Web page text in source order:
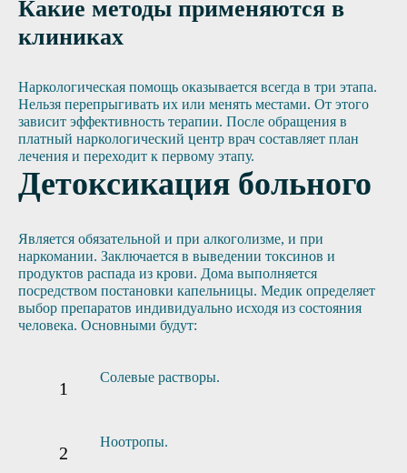
Какие методы применяются в
клиниках
Наркологическая помощь оказывается всегда в три этапа.
Нельзя перепрыгивать их или менять местами. От этого
зависит эффективность терапии. После обращения в
платный наркологический центр врач составляет план
лечения и переходит к первому этапу.
Детоксикация больного
Является обязательной и при алкоголизме, и при
наркомании. Заключается в выведении токсинов и
продуктов распада из крови. Дома выполняется
посредством постановки капельницы. Медик определяет
выбор препаратов индивидуально исходя из состояния
человека. Основными будут:
Солевые растворы.
Ноотропы.